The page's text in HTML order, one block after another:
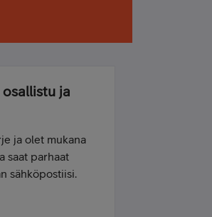
ja
ja olet mukana
saat parhaat
sähköpostiisi.